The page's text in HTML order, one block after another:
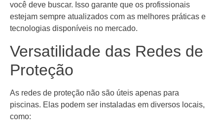
você deve buscar. Isso garante que os profissionais
estejam sempre atualizados com as melhores práticas e
tecnologias disponíveis no mercado.
Versatilidade das Redes de
Proteção
As redes de proteção não são úteis apenas para
piscinas. Elas podem ser instaladas em diversos locais,
como: